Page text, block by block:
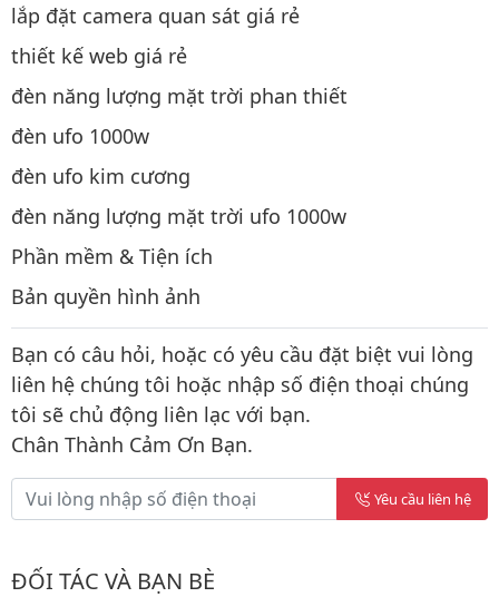
lắp đặt camera quan sát giá rẻ
thiết kế web giá rẻ
đèn năng lượng mặt trời phan thiết
đèn ufo 1000w
đèn ufo kim cương
đèn năng lượng mặt trời ufo 1000w
Phần mềm & Tiện ích
Bản quyền hình ảnh
Bạn có câu hỏi, hoặc có yêu cầu đặt biệt vui lòng
liên hệ chúng tôi hoặc nhập số điện thoại chúng
tôi sẽ chủ động liên lạc với bạn.
Chân Thành Cảm Ơn Bạn.
Yêu cầu liên hệ
ĐỐI TÁC VÀ BẠN BÈ